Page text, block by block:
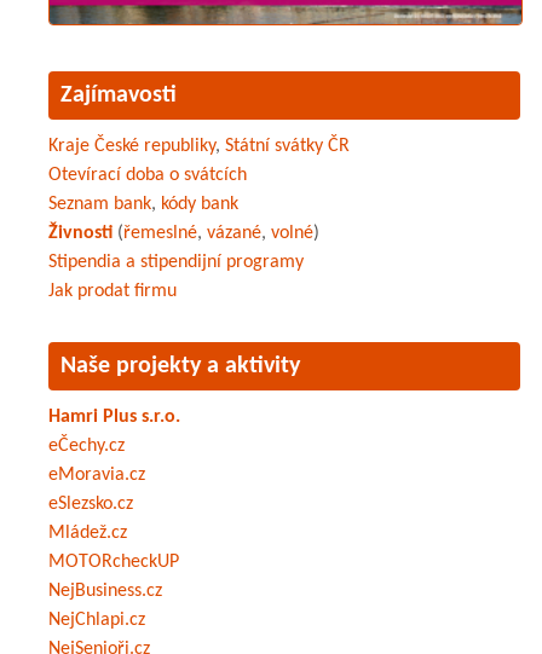
Zajímavosti
Kraje České republiky, Státní svátky ČR
Otevírací doba o svátcích
Seznam bank, kódy bank
Živnosti (řemeslné, vázané, volné)
Stipendia a stipendijní programy
Jak prodat firmu
Naše projekty a aktivity
Hamri Plus s.r.o.
eČechy.cz
eMoravia.cz
eSlezsko.cz
Mládež.cz
MOTORcheckUP
NejBusiness.cz
NejChlapi.cz
NejSenioři.cz